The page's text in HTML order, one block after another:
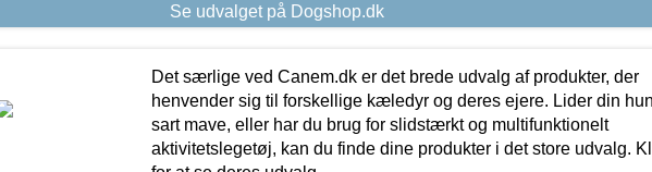
Se udvalget på Dogshop.dk
Det særlige ved Canem.dk er det brede udvalg af produkter, der
henvender sig til forskellige kæledyr og deres ejere. Lider din
sart mave, eller har du brug for slidstærkt og multifunktionelt
aktivitetslegetøj, kan du finde dine produkter i det store udvalg.